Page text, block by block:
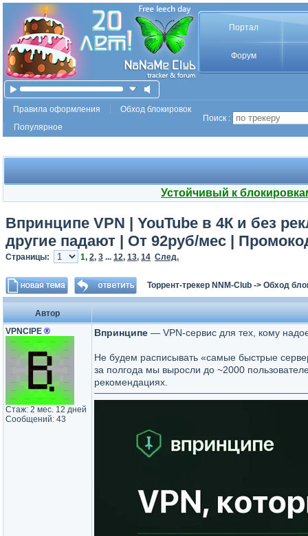
Портал
Форум
Правила оформления
Обход блокировок
Популярное
Поиск :
Устойчивый к
Впринципе VPN | YouTube в 4К и без
другие падают | От 92руб/мес |
Страницы: 1, 2, 3 ... 12, 13, 14 След.
Торрент-трекер NNM-Club -> Обход
Автор
VPNCIPE ®
Стаж: 2 мес. 12 дней
Сообщений: 43
Впринципе — VPN-сервис для тех, кому
Не будем расписывать «самые быстрые
за полгода мы выросли до ~2000
рекомендациях.